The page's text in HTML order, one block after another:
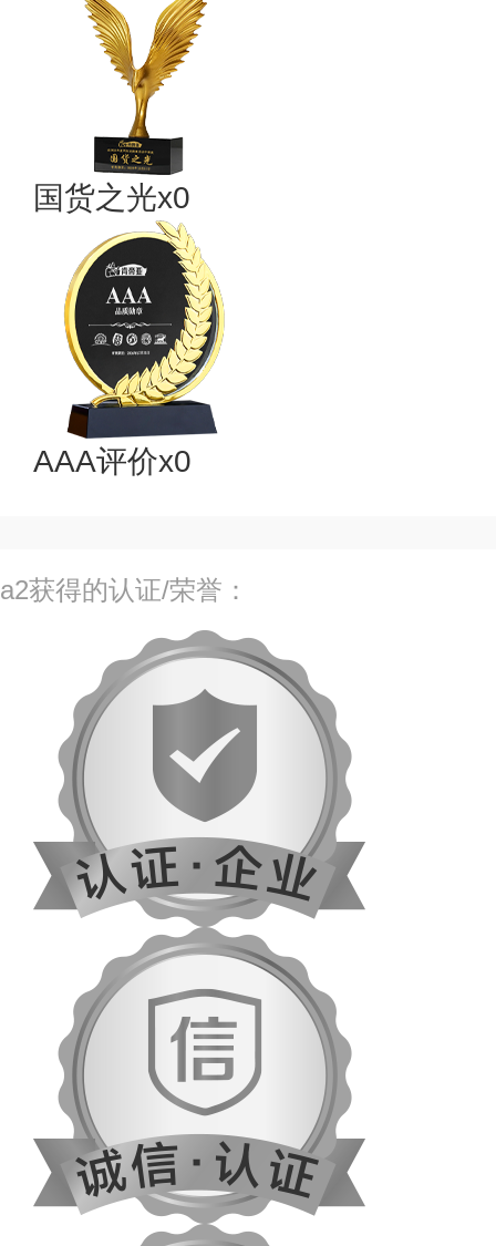
国货之光x0
AAA评价x0
a2获得的认证/荣誉：